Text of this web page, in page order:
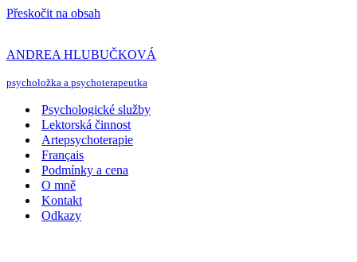
Přeskočit na obsah
ANDREA HLUBUČKOVÁ
psycholožka a psychoterapeutka
Psychologické služby
Lektorská činnost
Artepsychoterapie
Français
Podmínky a cena
O mně
Kontakt
Odkazy